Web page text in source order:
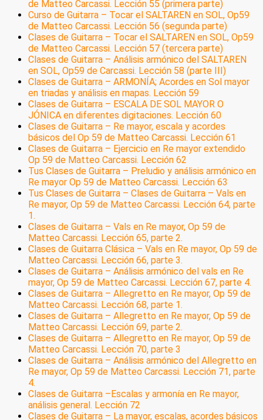
de Matteo Carcassi. Lección 55 (primera parte)
Curso de Guitarra – Tocar el SALTAREN en SOL, Op59
de Matteo Carcassi. Lección 56 (segunda parte)
Clases de Guitarra – Tocar el SALTAREN en SOL, Op59
de Matteo Carcassi. Lección 57 (tercera parte)
Clases de Guitarra – Análisis armónico del SALTAREN
en SOL, Op59 de Carcassi. Lección 58 (parte III)
Clases de Guitarra – ARMONÍA; Acordes en Sol mayor
en triadas y análisis en mapas. Lección 59
Clases de Guitarra – ESCALA DE SOL MAYOR O
JÓNICA en diferentes digitaciones. Lección 60
Clases de Guitarra – Re mayor, escala y acordes
básicos del Op 59 de Matteo Carcassi. Lección 61
Clases de Guitarra – Ejercicio en Re mayor extendido
Op 59 de Matteo Carcassi. Lección 62
Tus Clases de Guitarra – Preludio y análisis armónico en
Re mayor Op 59 de Matteo Carcassi. Lección 63
Tus Clases de Guitarra – Clases de Guitarra – Vals en
Re mayor, Op 59 de Matteo Carcassi. Lección 64, parte
1.
Clases de Guitarra – Vals en Re mayor, Op 59 de
Matteo Carcassi. Lección 65, parte 2.
Clases de Guitarra Clásica – Vals en Re mayor, Op 59 de
Matteo Carcassi. Lección 66, parte 3.
Clases de Guitarra – Análisis armónico del vals en Re
mayor, Op 59 de Matteo Carcassi. Lección 67, parte 4.
Clases de Guitarra – Allegretto en Re mayor, Op 59 de
Matteo Carcassi. Lección 68, parte 1.
Clases de Guitarra – Allegretto en Re mayor, Op 59 de
Matteo Carcassi. Lección 69, parte 2.
Clases de Guitarra – Allegretto en Re mayor, Op 59 de
Matteo Carcassi. Lección 70, parte 3
Clases de Guitarra – Análisis armónico del Allegretto en
Re mayor, Op 59 de Matteo Carcassi. Lección 71, parte
4.
Clases de Guitarra –Escalas y armonía en Re mayor,
análisis general. Lección 72
Clases de Guitarra – La mayor, escalas, acordes básicos